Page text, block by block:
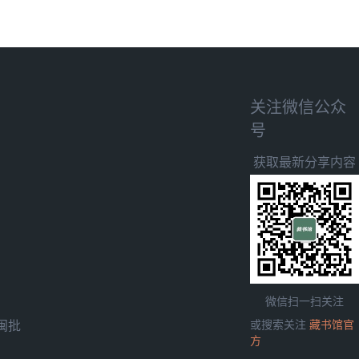
批
关注微信公众
号
获取最新分享内容
微信扫一扫关注
或搜索关注 藏书馆官
方